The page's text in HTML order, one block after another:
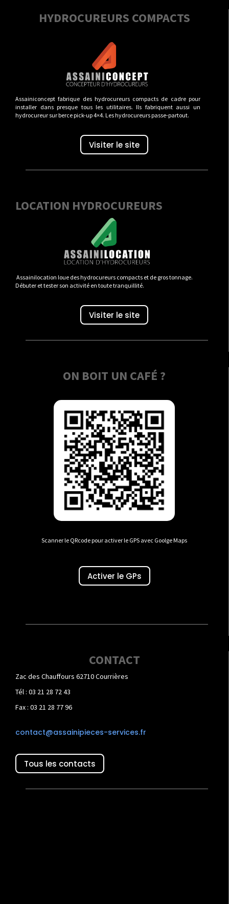
HYDROCUREURS COMPACTS
Assainiconcept fabrique des hydrocureurs compacts de cadre pour
installer dans presque tous les utilitaires. Ils fabriquent aussi un
hydrocureur sur berce pick-up 4×4. Les hydrocureurs passe-partout.
Visiter le site
LOCATION HYDROCUREURS
Assainilocation loue des hydrocureurs compacts et de gros tonnage.
Débuter et tester son activité en toute tranquillité.
Visiter le site
ON BOIT UN CAFÉ ?
Scanner le QRcode pour activer le GPS avec Goolge Maps
Activer le GPs
CONTACT
Zac des Chauffours 62710 Courrières
Tél : 03 21 28 72 43
Fax : 03 21 28 77 96
contact@assainipieces-services.fr
Tous les contacts